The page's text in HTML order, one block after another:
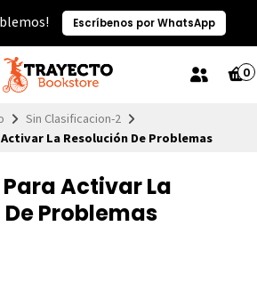
Escríbenos por WhatsApp
0
Sin Clasificacion-2
La Resolución De Problemas
Activar La
Problemas